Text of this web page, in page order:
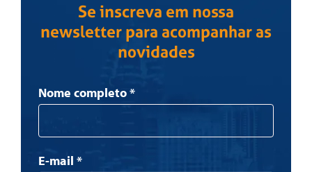
Se inscreva em nossa
newsletter para acompanhar as
novidades
Newsletter
Nome completo*
E-mail *